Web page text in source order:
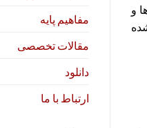
و
مفاهیم پایه
مقالات تخصصی
دانلود
ارتباط با ما